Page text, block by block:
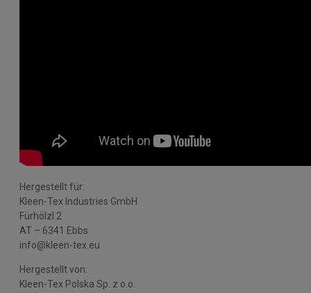
Hergestellt für:
Kleen-Tex Industries GmbH
Fürhölzl 2
AT – 6341 Ebbs
info@kleen-tex.eu
Hergestellt von:
Kleen-Tex Polska Sp. z o.o.